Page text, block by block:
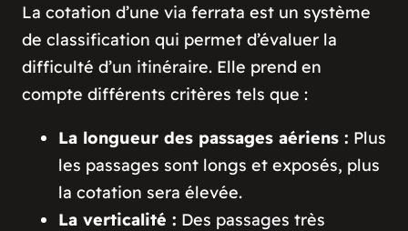
La cotation d’une via ferrata est un système
de classification qui permet d’évaluer la
difficulté d’un itinéraire. Elle prend en
compte différents critères tels que :
La longueur des passages aériens : Plus
les passages sont longs et exposés, plus
la cotation sera élevée.
La verticalité : Des passages très